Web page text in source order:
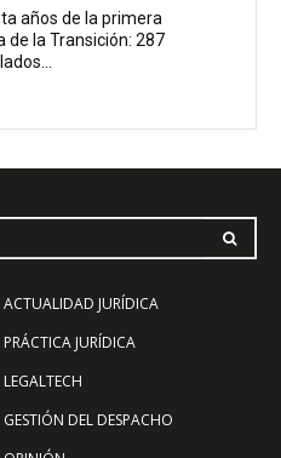
años de la primera
de la Transición: 287
ACTUALIDAD JURÍDICA
PRÁCTICA JURÍDICA
LEGALTECH
GESTIÓN DEL DESPACHO